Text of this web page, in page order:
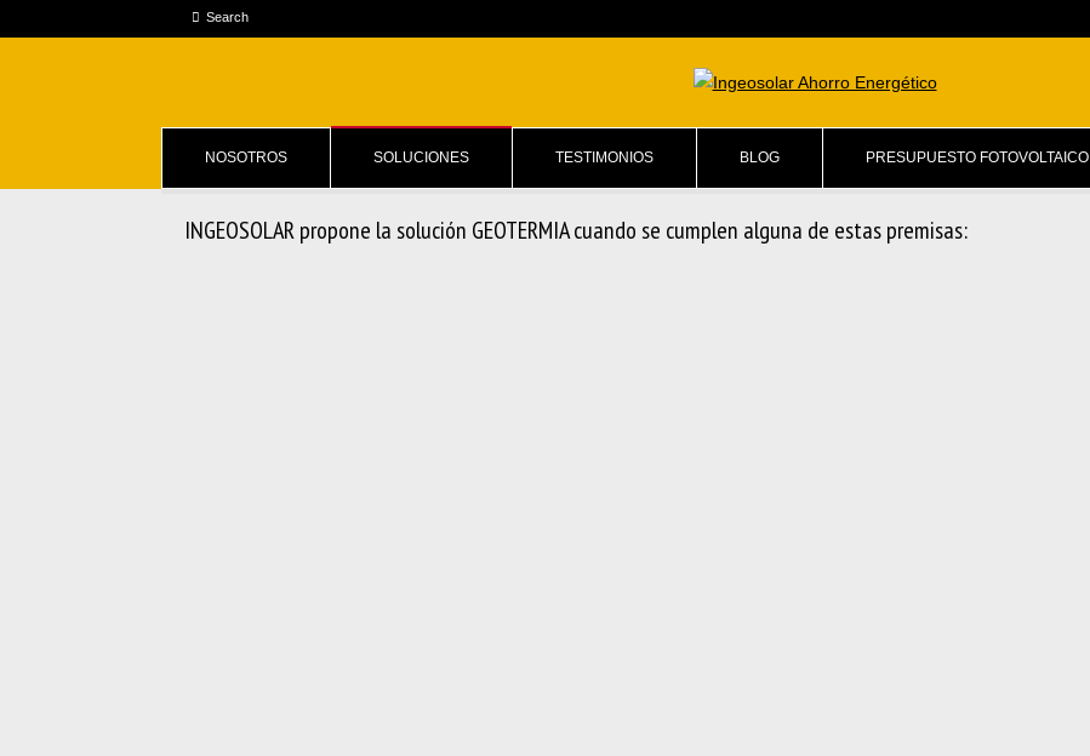
NOSOTROS SOLUCIONES TESTIMONIOS BLOG PRESUPUESTO FOTOVOLTAICO
INGEOSOLAR propone la solución GEOTERMIA cuando se cumplen alguna de estas premisas: